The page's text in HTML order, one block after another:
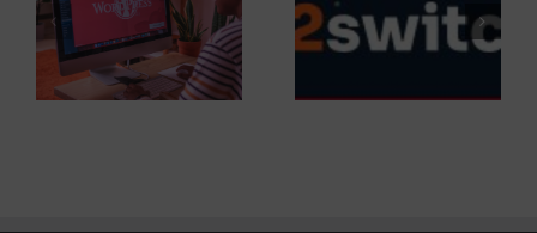
Nouvelle Offre
02Switch
Créez votre site
Pro avec
mois avec notre